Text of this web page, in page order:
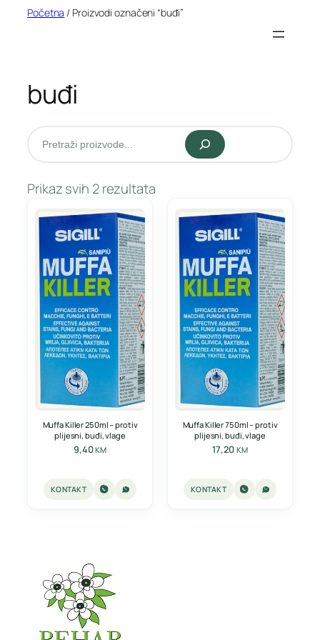
Početna / Proizvodi označeni “buđi”
buđi
Pretraži
Prikaz svih 2 rezultata
Muffa Killer 250ml – protiv
plijesni, buđi, vlage
9,40KM
KONTAKT
Muffa Killer 750ml – protiv
plijesni, buđi, vlage
17,20KM
KONTAKT